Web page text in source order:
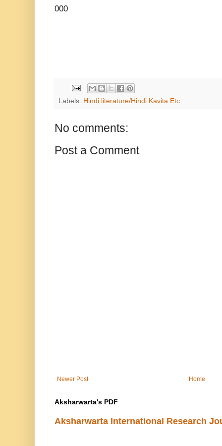
000
Labels: Hindi literature/Hindi Kavita Etc.
No comments:
Post a Comment
Newer Post Home
Aksharwarta's PDF
Aksharwarta International Research